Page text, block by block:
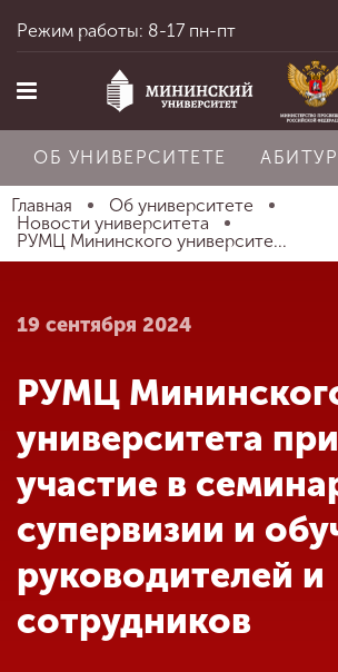
Главная
Абитуриенту
Обучение
Наука
Режим работы: 8-17 пн-пт
ОБ УНИВЕРСИТЕТЕ
Главная
Об университете
Новости университета
РУМЦ Мининского университе...
19 сентября 2024
РУМЦ
университета
участие в
супервизии и
руководителей и
сотрудников